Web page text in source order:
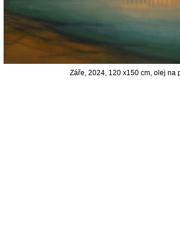
Záře, 2024, 120 x150 cm, olej na